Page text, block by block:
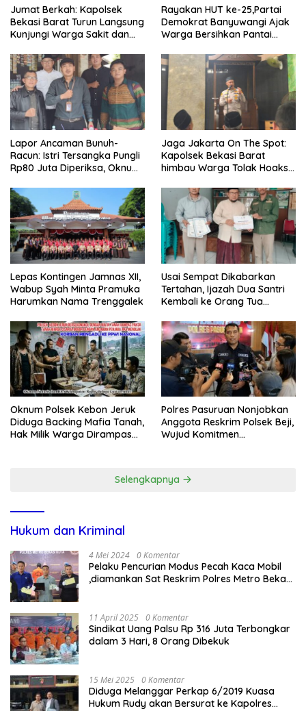
Jumat Berkah: Kapolsek
Bekasi Barat Turun Langsung
Kunjungi Warga Sakit dan
Rayakan HUT ke-25,Partai
Demokrat Banyuwangi Ajak
Warga Bersihkan Pantai
Lapor Ancaman Bunuh-
Racun: Istri Tersangka Pungli
Rp80 Juta Diperiksa, Oknum
Disdagperin
Jaga Jakarta On The Spot:
Kapolsek Bekasi Barat
himbau Warga Tolak Hoaks
Sholat Jumat
Lepas Kontingen Jamnas XII,
Wabup Syah Minta Pramuka
Harumkan Nama Trenggalek
Usai Sempat Dikabarkan
Tertahan, Ijazah Dua Santri
Kembali ke Orang Tua
Oknum Polsek Kebon Jeruk
Diduga Backing Mafia Tanah,
Hak Milik Warga Dirampas
Polres Pasuruan Nonjobkan
Anggota Reskrim Polsek Beji,
Wujud Komitmen
Selengkapnya
Hukum dan Kriminal
4 Mei 2024 0 Komentar
Pelaku Pencurian Modus Pecah Kaca Mobil
,diamankan Sat Reskrim Polres Metro Bekasi
11 April 2025 0 Komentar
Sindikat Uang Palsu Rp 316 Juta Terbongkar
dalam 3 Hari, 8 Orang Dibekuk
15 Mei 2025 0 Komentar
Diduga Melanggar Perkap 6/2019 Kuasa
Hukum Rudy akan Bersurat ke Kapolres